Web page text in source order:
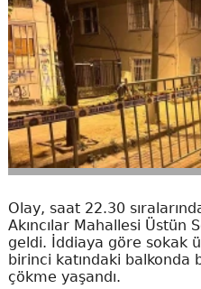
Olay, saat 22.30
Akıncılar Mahallesi Üstün
geldi. İddiaya göre sokak
birinci katındaki balkonda
çökme yaşandı.